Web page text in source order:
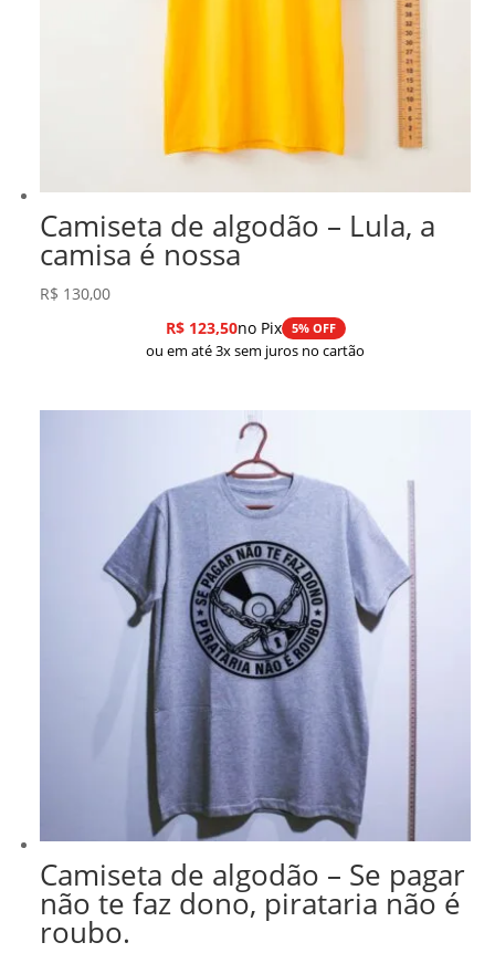
Camiseta de algodão – Lula, a
camisa é nossa
R$ 130,00
R$123,50no Pix 5% OFF
ou em até 3x sem juros no cartão
Camiseta de algodão – Se pagar
não te faz dono, pirataria não é
roubo.